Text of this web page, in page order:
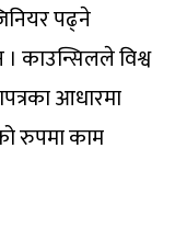
पढ्ने
। काउन्सिलले विश्व
आधारमा
रुपमा काम